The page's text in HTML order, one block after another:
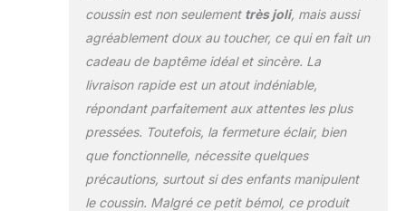
naissance de votre
délicatement
brodées : prénom,
taille, poids, date et
heure de naissance.
Chaque oreiller
souvenir unique et
profondément
personnel.
coussin est non seulement très joli, mais aussi
agréablement doux au toucher, ce qui en fait un
cadeau de baptême idéal et sincère. La
livraison rapide est un atout indéniable,
répondant parfaitement aux attentes les plus
pressées. Toutefois, la fermeture éclair, bien
que fonctionnelle, nécessite quelques
précautions, surtout si des enfants manipulent
le coussin. Malgré ce petit bémol, ce produit